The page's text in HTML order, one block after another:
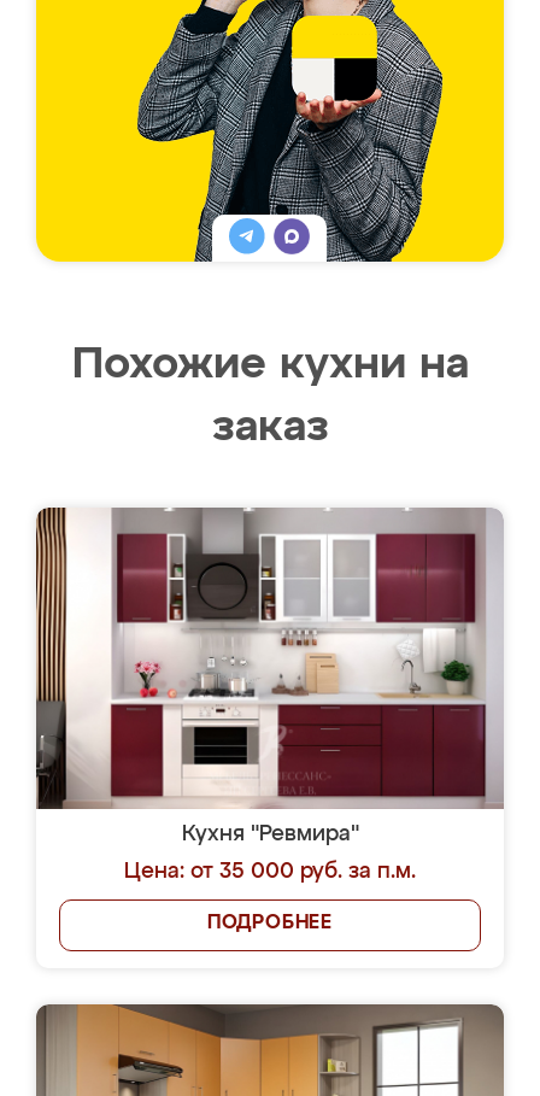
Похожие кухни на
заказ
Кухня "Ревмира"
Цена: от 35 000 руб. за п.м.
ПОДРОБНЕЕ